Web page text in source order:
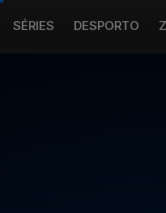
SÉRIES DESPORTO